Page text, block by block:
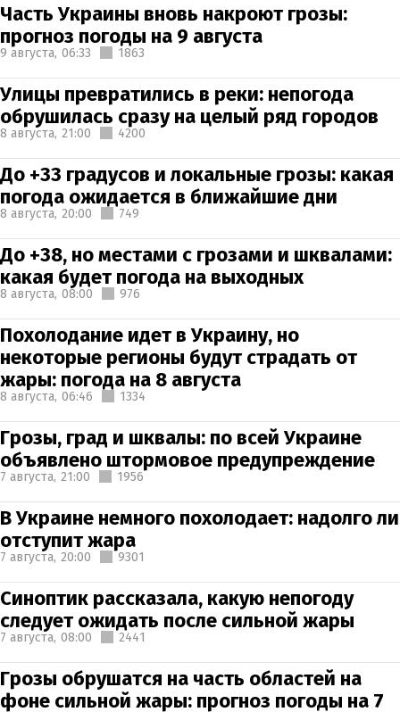
Часть Украины вновь накроют грозы:
прогноз погоды на 9 августа
9 августа, 06:33 1863
Улицы превратились в реки: непогода
обрушилась сразу на целый ряд городов
8 августа, 21:00 4200
До +33 градусов и локальные грозы: какая
погода ожидается в ближайшие дни
8 августа, 20:00 749
До +38, но местами с грозами и шквалами:
какая будет погода на выходных
8 августа, 08:00 976
Похолодание идет в Украину, но
некоторые регионы будут страдать от
жары: погода на 8 августа
8 августа, 06:46 1334
Грозы, град и шквалы: по всей Украине
объявлено штормовое предупреждение
7 августа, 21:00 1956
В Украине немного похолодает: надолго ли
отступит жара
7 августа, 20:00 9301
Синоптик рассказала, какую непогоду
следует ожидать после сильной жары
7 августа, 08:00 2441
Грозы обрушатся на часть областей на
фоне сильной жары: прогноз погоды на 7